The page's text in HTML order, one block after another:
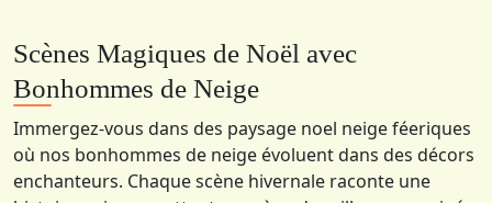
Scènes Magiques de Noël avec
Bonhommes de Neige
Immergez-vous dans des paysage noel neige féeriques
où nos bonhommes de neige évoluent dans des décors
enchanteurs. Chaque scène hivernale raconte une